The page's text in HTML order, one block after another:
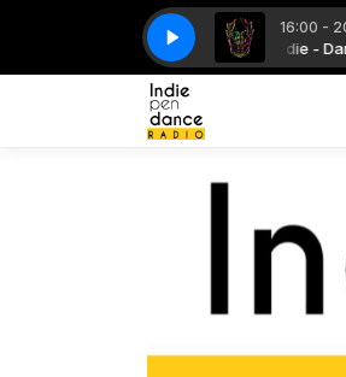
16:00 -
Le Tardeo con Hits - Remixes - Indie -
Eric Prydz - Opus